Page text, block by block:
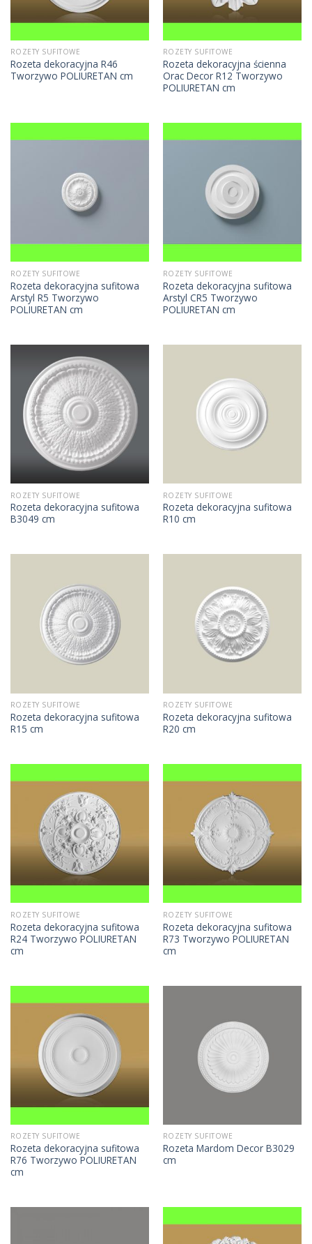
ROZETY SUFITOWE
Rozeta dekoracyjna R46
Tworzywo POLIURETAN cm
ROZETY SUFITOWE
Rozeta dekoracyjna ścienna
Orac Decor R12 Tworzywo
POLIURETAN cm
ROZETY SUFITOWE
Rozeta dekoracyjna sufitowa
Arstyl R5 Tworzywo
POLIURETAN cm
ROZETY SUFITOWE
Rozeta dekoracyjna sufitowa
Arstyl CR5 Tworzywo
POLIURETAN cm
ROZETY SUFITOWE
Rozeta dekoracyjna sufitowa
B3049 cm
ROZETY SUFITOWE
Rozeta dekoracyjna sufitowa
R10 cm
ROZETY SUFITOWE
Rozeta dekoracyjna sufitowa
R15 cm
ROZETY SUFITOWE
Rozeta dekoracyjna sufitowa
R20 cm
ROZETY SUFITOWE
Rozeta dekoracyjna sufitowa
R24 Tworzywo POLIURETAN
cm
ROZETY SUFITOWE
Rozeta dekoracyjna sufitowa
R73 Tworzywo POLIURETAN
cm
ROZETY SUFITOWE
Rozeta dekoracyjna sufitowa
R76 Tworzywo POLIURETAN
cm
ROZETY SUFITOWE
Rozeta Mardom Decor B3029
cm